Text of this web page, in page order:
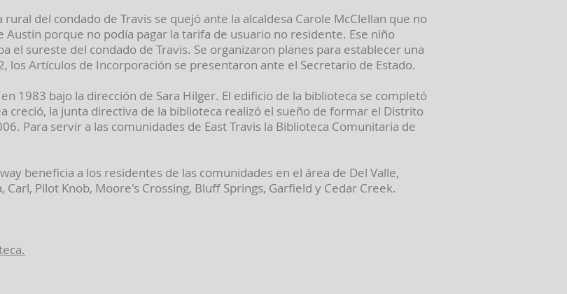
del condado de Travis se quejó ante la alcaldesa Carole McClellan que no
Austin porque no podía pagar la tarifa de usuario no residente. Ese niño
el sureste del condado de Travis. Se organizaron planes para establecer una
los Artículos de Incorporación se presentaron ante el Secretario de Estado.
1983 bajo la dirección de Sara Hilger. El edificio de la biblioteca se completó
creció, la junta directiva de la biblioteca realizó el sueño de formar el Distrito
Para servir a las comunidades de East Travis la Biblioteca Comunitaria de
beneficia a los residentes de las comunidades en el área de Del Valle,
Pilot Knob, Moore's Crossing, Bluff Springs, Garfield y Cedar Creek.